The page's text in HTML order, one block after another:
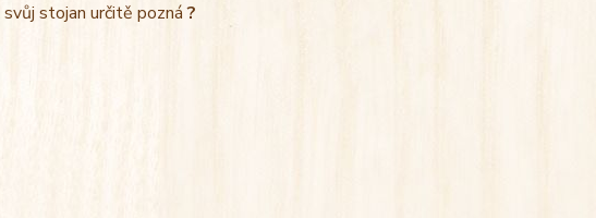
svůj stojan určitě pozná?